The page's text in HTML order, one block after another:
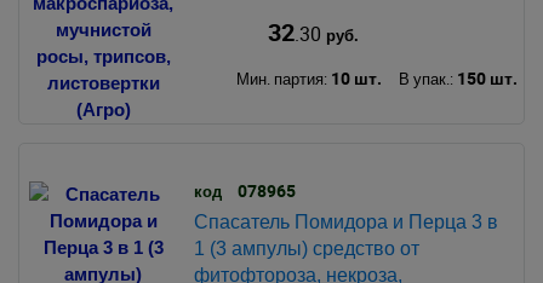
32.30 руб.
Мин. партия: 10 шт. В упак.: 150 шт.
код 078965
Спасатель Помидора и Перца 3 в
1 (3 ампулы) средство от
фитофтороза, некроза,